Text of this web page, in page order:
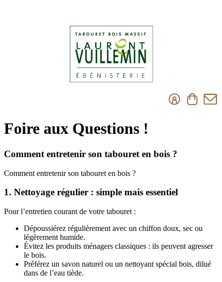
Foire aux Questions !
Comment entretenir son tabouret en bois ?
Comment entretenir son tabouret en bois ?
1. Nettoyage régulier : simple mais essentiel
Pour l’entretien courant de votre tabouret :
Dépoussiérez régulièrement avec un chiffon doux, sec ou
légèrement humide.
Évitez les produits ménagers classiques : ils peuvent agresser
le bois.
Préférez un savon naturel ou un nettoyant spécial bois, dilué
dans de l’eau tiède.